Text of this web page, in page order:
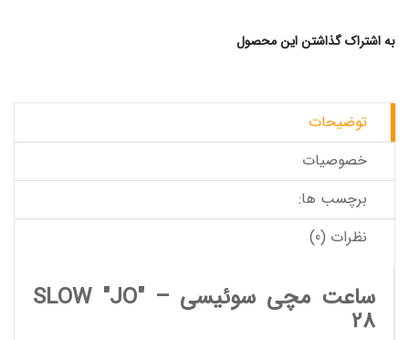
به اشتراک گذاشتن این محصول
توضیحات
خصوصیات
برچسب ها:
نظرات (0)
ساعت مچی سوئیسی SLOW "JO" –
28